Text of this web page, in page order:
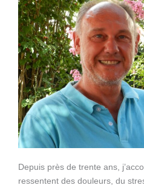
Depuis près de trente ans,
ressentent des douleurs, du